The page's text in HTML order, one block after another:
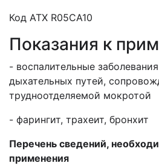
Код АТХ R05CA10
Показания к
- воспалительные
дыхательных путей,
трудноотделяемой мокротой
- фарингит, трахеит, бронхит
Перечень сведений,
применения